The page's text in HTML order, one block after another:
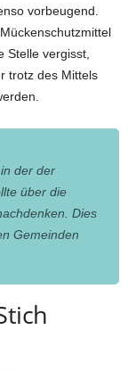
vorbeugend.
Stelle vergisst,
trotz des Mittels
der der
über die
Dies
Gemeinden